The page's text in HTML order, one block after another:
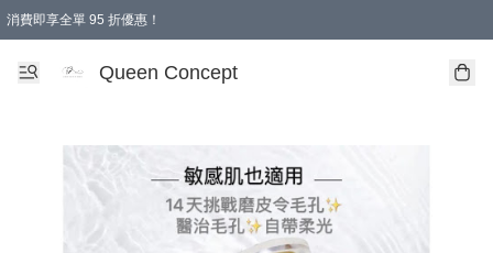
消費即享全單 95 折優惠！
Queen Concept